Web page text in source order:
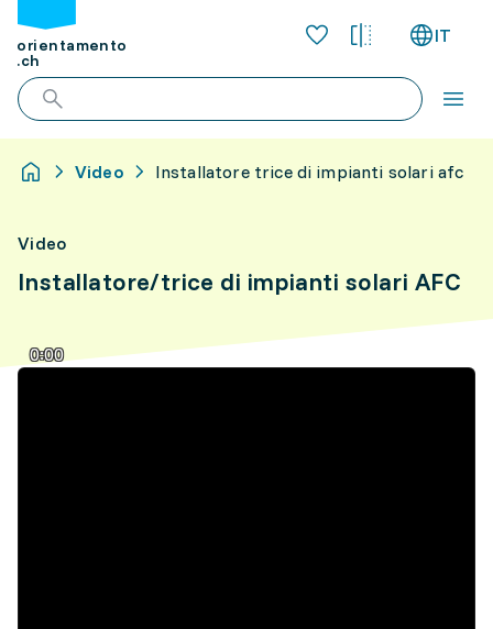
orientamento
.ch
IT
Video Installatore trice di impianti solari afc
Video
Installatore/trice di impianti solari AFC
0:00